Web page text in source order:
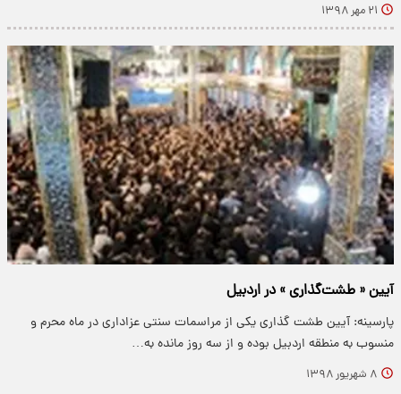
۲۱ مهر ۱۳۹۸
آیین « طشت‌گذاری » در اردبیل
پارسینه: آیین طشت گذاری یکی از مراسمات سنتی عزاداری در ماه محرم و
منسوب به منطقه اردبیل بوده و از سه روز مانده به…
۸ شهریور ۱۳۹۸